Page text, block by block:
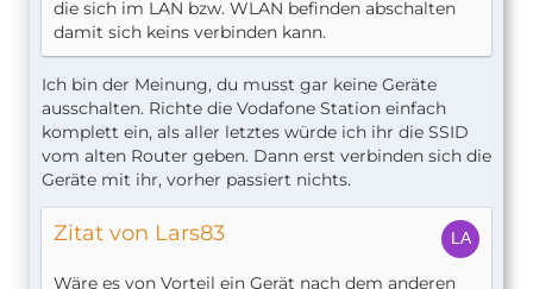
die sich im LAN bzw. WLAN befinden abschalten
damit sich keins verbinden kann.
Ich bin der Meinung, du musst gar keine Geräte
ausschalten. Richte die Vodafone Station einfach
komplett ein, als aller letztes würde ich ihr die SSID
vom alten Router geben. Dann erst verbinden sich die
Geräte mit ihr, vorher passiert nichts.
Zitat von Lars83
Wäre es von Vorteil ein Gerät nach dem anderen